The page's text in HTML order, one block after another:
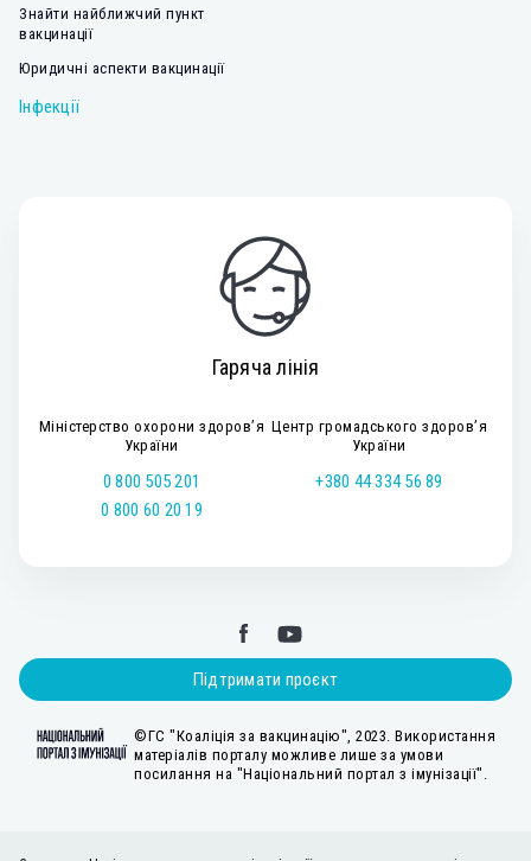
Знайти найближчий пункт
вакцинації
Юридичні аспекти вакцинації
Інфекції
Гаряча лінія
Міністерство охорони здоров’я
України
0 800 505 201
0 800 60 20 19
Центр громадського здоров’я
України
+380 44 334 56 89
Підтримати проєкт
©ГС "Коаліція за вакцинацію", 2023. Використання
матеріалів порталу можливе лише за умови
посилання на "Національний портал з імунізації".